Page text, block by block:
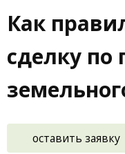
Как
сделку по
оставить заявку